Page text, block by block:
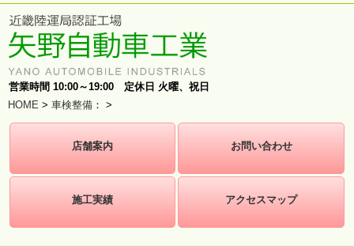
営業時間 10:00～19:00 定休日 火曜、祝日
HOME > 車検整備 ： >
店舗案内 お問い合わせ
施工実績 アクセスマップ